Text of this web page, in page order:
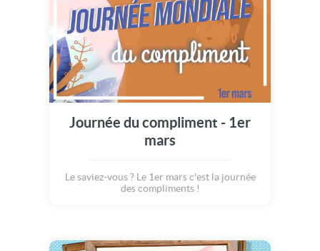
Journée du compliment - 1er
mars
Le saviez-vous ? Le 1er mars c'est la journée
des compliments !